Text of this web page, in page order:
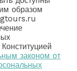
образом
законом от